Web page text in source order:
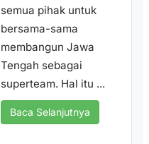
semua pihak untuk
bersama-sama
membangun Jawa
Tengah sebagai
superteam. Hal itu ...
Baca Selanjutnya